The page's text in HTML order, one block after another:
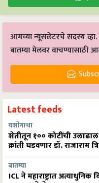
आमच्या न्यूसलेटरचे सदस्य
बातम्या मेलवर वाचण्यासाठी
यशोगाथा
शेतीतून १०० कोटींची
क्रांती घडवणार डॉ. राजाराम
ICL ने महाराष्ट्रात अत्याधुनिक
उद्घाटन केले